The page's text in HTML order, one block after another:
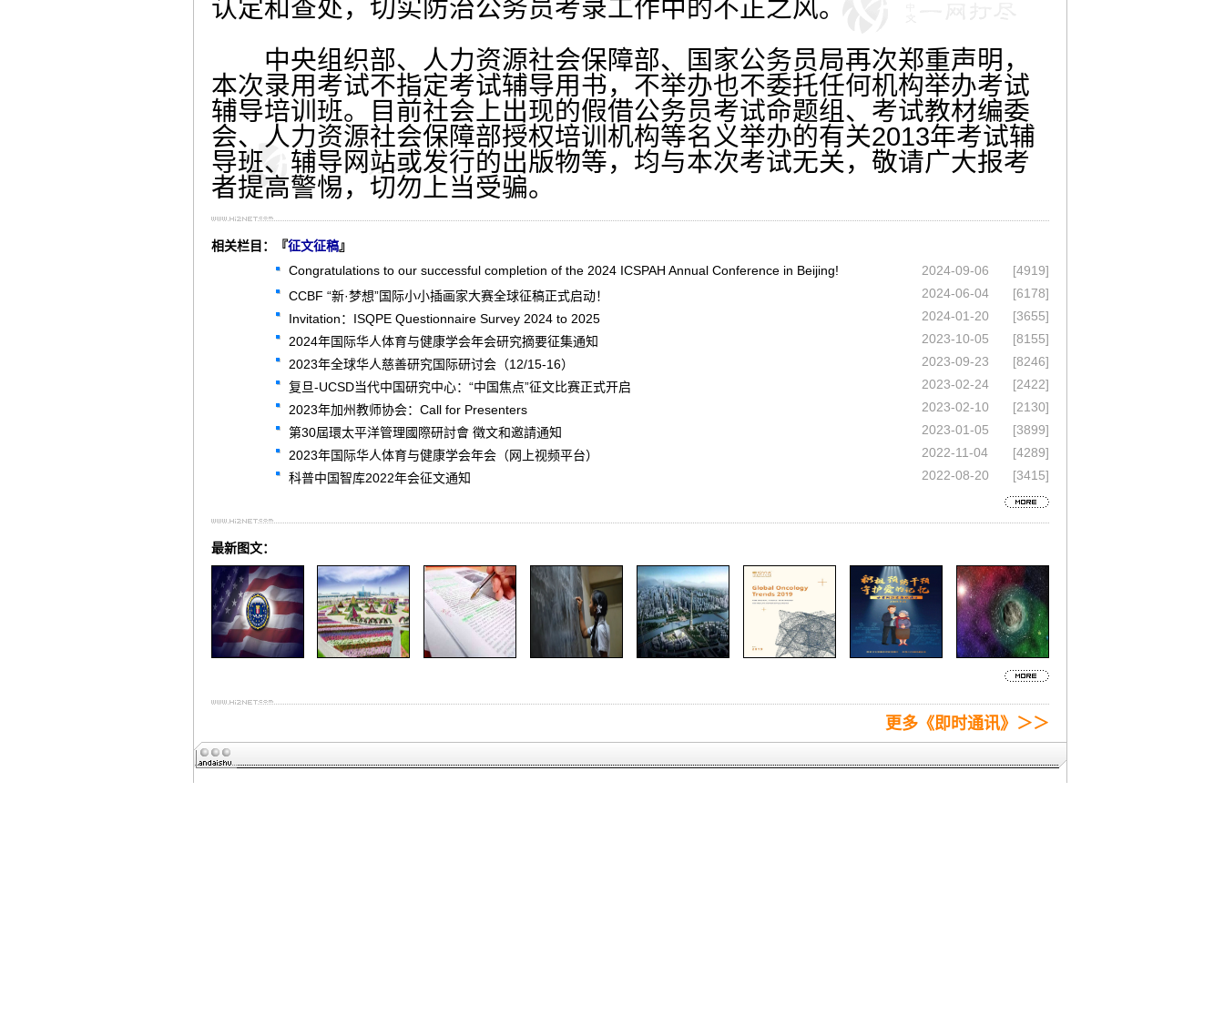
认定和查处，切实防治公务员考录工作中的不正之风。
中央组织部、人力资源社会保障部、国家公务员局再次郑重声明，
本次录用考试不指定考试辅导用书，不举办也不委托任何机构举办考试
辅导培训班。目前社会上出现的假借公务员考试命题组、考试教材编委
会、人力资源社会保障部授权培训机构等名义举办的有关2013年考试辅
导班、辅导网站或发行的出版物等，均与本次考试无关，敬请广大报考
者提高警惕，切勿上当受骗。
相关栏目：『征文征稿』
Congratulations to our successful completion of the 2024 ICSPAH Annual Conference in Beijing!
2024-09-06
[4919]
CCBF “新·梦想”国际小小插画家大赛全球征稿正式启动！
2024-06-04
[6178]
Invitation：ISQPE Questionnaire Survey 2024 to 2025
2024-01-20
[3655]
2024年国际华人体育与健康学会年会研究摘要征集通知
2023-10-05
[8155]
2023年全球华人慈善研究国际研讨会（12/15-16）
2023-09-23
[8246]
复旦-UCSD当代中国研究中心：“中国焦点”征文比赛正式开启
2023-02-24
[2422]
2023年加州教师协会：Call for Presenters
2023-02-10
[2130]
第30屆環太平洋管理國際研討會 徵文和邀請通知
2023-01-05
[3899]
2023年国际华人体育与健康学会年会（网上视频平台）
2022-11-04
[4289]
科普中国智库2022年会征文通知
2022-08-20 [3415]
最新图文：
更多《即时通讯》＞＞